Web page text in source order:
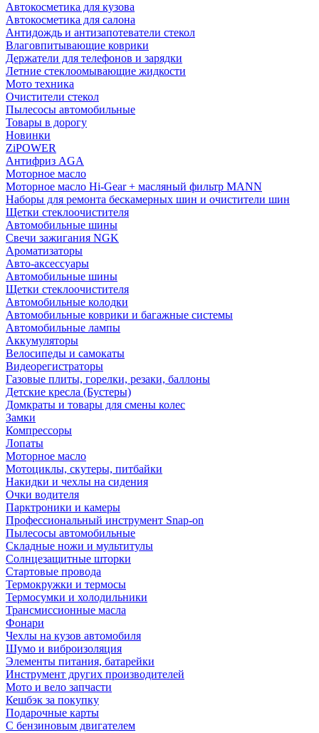
Автокосметика для кузова
Автокосметика для салона
Антидождь и антизапотеватели стекол
Влаговпитывающие коврики
Держатели для телефонов и зарядки
Летние стеклоомывающие жидкости
Мото техника
Очистители стекол
Пылесосы автомобильные
Товары в дорогу
Новинки
ZiPOWER
Антифриз AGA
Моторное масло
Моторное масло Hi-Gear + масляный фильтр MANN
Наборы для ремонта бескамерных шин и очистители шин
Щетки стеклоочистителя
Автомобильные шины
Свечи зажигания NGK
Ароматизаторы
Авто-аксессуары
Автомобильные шины
Щетки стеклоочистителя
Автомобильные колодки
Автомобильные коврики и багажные системы
Автомобильные лампы
Аккумуляторы
Велосипеды и самокаты
Видеорегистраторы
Газовые плиты, горелки, резаки, баллоны
Детские кресла (Бустеры)
Домкраты и товары для смены колес
Замки
Компрессоры
Лопаты
Моторное масло
Мотоциклы, скутеры, питбайки
Накидки и чехлы на сидения
Очки водителя
Парктроники и камеры
Профессиональный инструмент Snap-on
Пылесосы автомобильные
Складные ножи и мультитулы
Солнцезащитные шторки
Стартовые провода
Термокружки и термосы
Термосумки и холодильники
Трансмиссионные масла
Фонари
Чехлы на кузов автомобиля
Шумо и виброизоляция
Элементы питания, батарейки
Инструмент других производителей
Мото и вело запчасти
Кешбэк за покупку
Подарочные карты
С бензиновым двигателем